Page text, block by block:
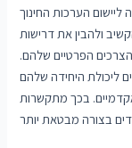
הערכות החינוך
ולהבין את דרישות
הפרטיים שלהם.
ליכולת היחידה שלהם
בכך מתקשרות